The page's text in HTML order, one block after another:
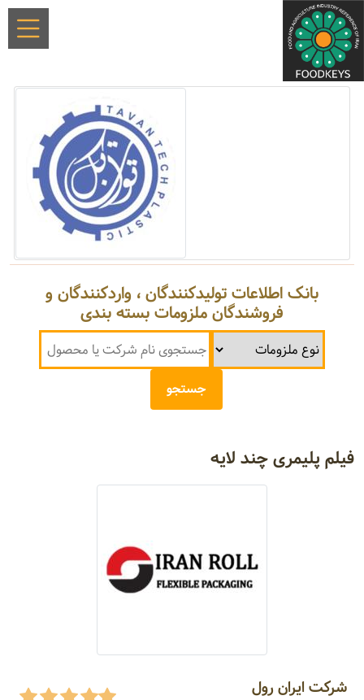
بانک اطلاعات تولیدکنندگان ، واردکنندگان و
فروشندگان ملزومات بسته بندی
فیلم پلیمری چند لایه
شرکت ایران رول